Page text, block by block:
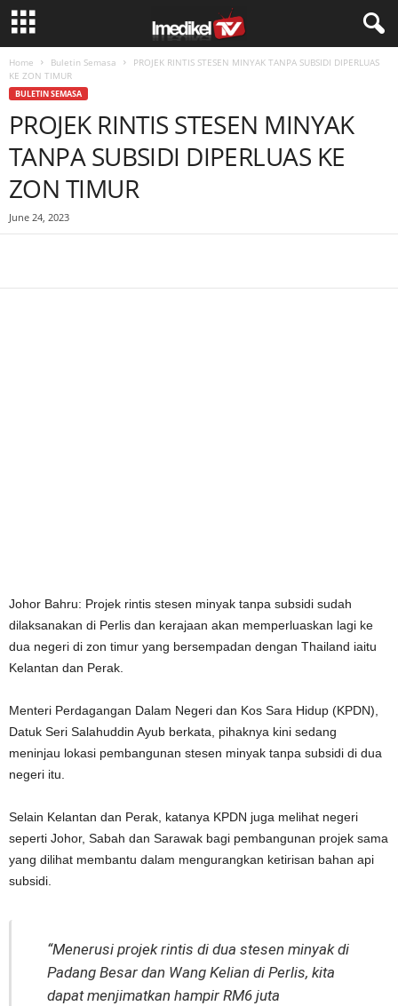
Home Buletin Semasa
PROJEK RINTIS STESEN MINYAK TANPA SUBSIDI DIPERLUAS
KE ZON TIMUR
BULETIN SEMASA
PROJEK RINTIS STESEN MINYAK
TANPA SUBSIDI DIPERLUAS KE
ZON TIMUR
June 24, 2023
Johor Bahru: Projek rintis stesen minyak tanpa subsidi sudah
dilaksanakan di Perlis dan kerajaan akan memperluaskan lagi ke
dua negeri di zon timur yang bersempadan dengan Thailand iaitu
Kelantan dan Perak.
Menteri Perdagangan Dalam Negeri dan Kos Sara Hidup (KPDN),
Datuk Seri Salahuddin Ayub berkata, pihaknya kini sedang
meninjau lokasi pembangunan stesen minyak tanpa subsidi di dua
negeri itu.
Selain Kelantan dan Perak, katanya KPDN juga melihat negeri
seperti Johor, Sabah dan Sarawak bagi pembangunan projek sama
yang dilihat membantu dalam mengurangkan ketirisan bahan api
subsidi.
“Menerusi projek rintis di dua stesen minyak di
Padang Besar dan Wang Kelian di Perlis, kita
dapat menjimatkan hampir RM6 juta